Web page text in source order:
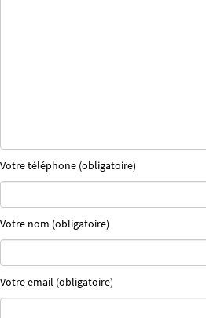
Votre téléphone (obligatoire)
Votre nom (obligatoire)
Votre email (obligatoire)